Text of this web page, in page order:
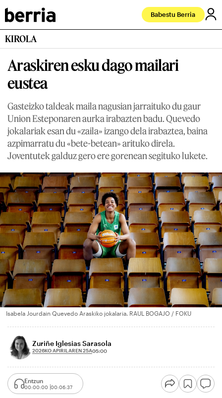
Babestu Berria
KIROLA
Araskiren esku dago mailari
eustea
Gasteizko taldeak maila nagusian jarraituko du gaur
Union Esteponaren aurka irabazten badu. Quevedo
jokalariak esan du «zaila» izango dela irabaztea, baina
azpimarratu du «bete-betean» arituko direla.
Joventutek galduz gero ere gorenean segituko lukete.
Isabela Jourdain Quevedo Araskiko jokalaria. RAUL BOGAJO / FOKU
Zuriñe Iglesias Sarasola
2026KO APIRILAREN 25A05:00
Entzun
00:00:00 00:06:37